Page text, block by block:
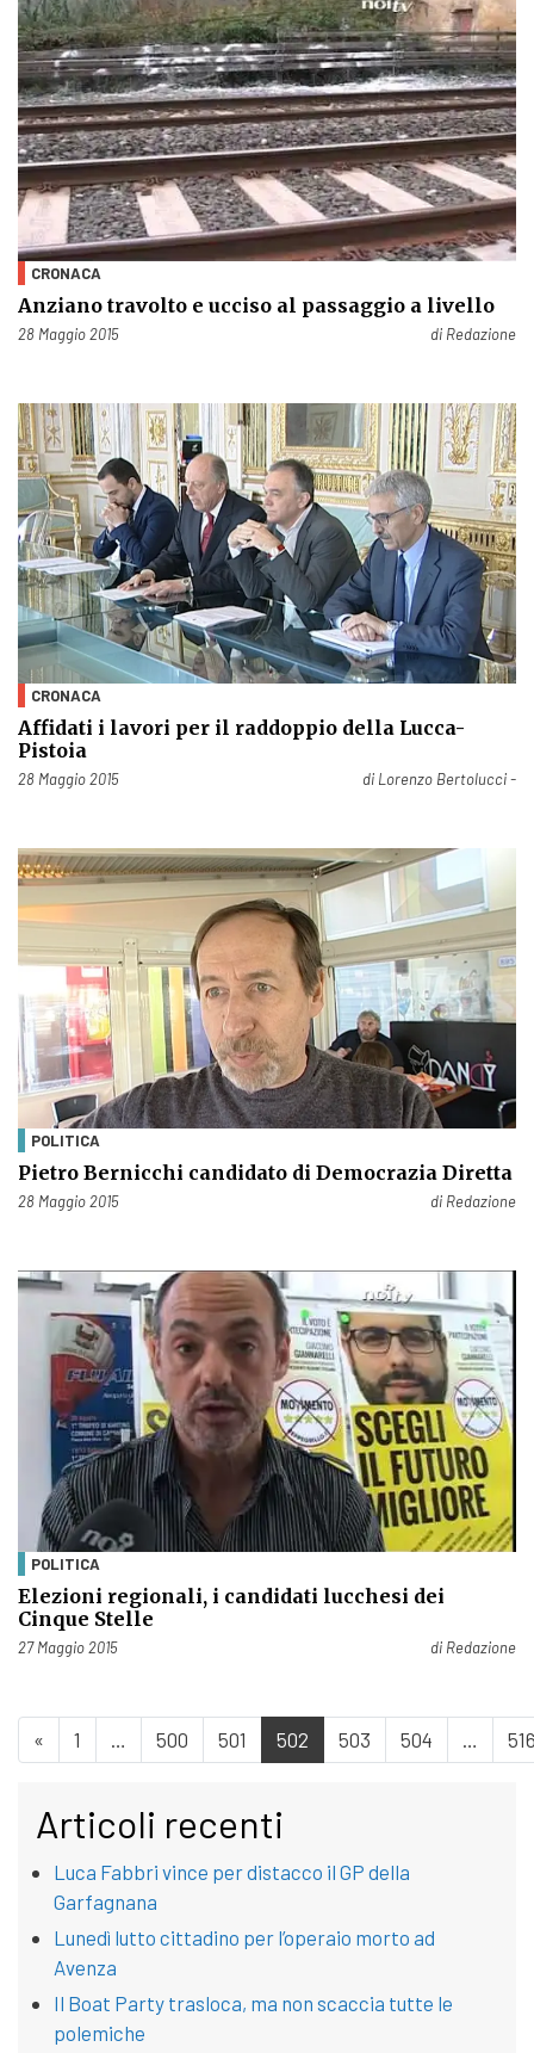
CRONACA
Anziano travolto e ucciso al passaggio a livello
Pubblicato il
28 Maggio 2015 di Redazione
CRONACA
Affidati i lavori per il raddoppio della Lucca-
Pistoia
Pubblicato il
28 Maggio 2015 di Lorenzo Bertolucci -
POLITICA
Pietro Bernicchi candidato di Democrazia Diretta
Pubblicato il
28 Maggio 2015 di Redazione
POLITICA
Elezioni regionali, i candidati lucchesi dei
Cinque Stelle
Pubblicato il
27 Maggio 2015 di Redazione
« 1 500 501 502 503 504
Articoli recenti
Luca Fabbri vince per distacco il GP della
Garfagnana
Lunedì lutto cittadino per l’operaio morto ad
Avenza
Il Boat Party trasloca, ma non scaccia tutte le
polemiche